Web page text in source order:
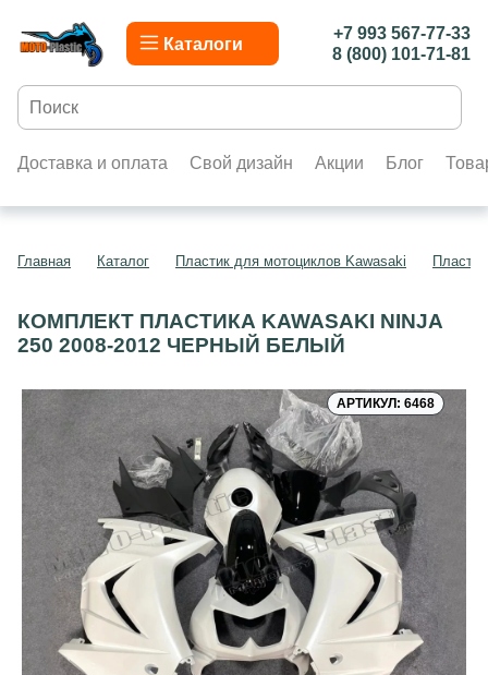
Каталоги
+7 993 567-77-33
8 (800) 101-71-81
Доставка и оплата Свой дизайн Акции Блог
Главная Каталог Пластик для мотоциклов Kawasaki
КОМПЛЕКТ ПЛАСТИКА KAWASAKI NINJA
250 2008-2012 ЧЕРНЫЙ БЕЛЫЙ
АРТИКУЛ: 6468